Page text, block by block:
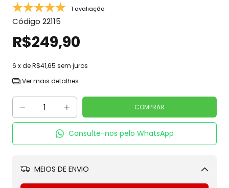
1 avaliação
Código 22115
R$249,90
6 x deR$41,65 sem juros
Ver mais detalhes
Consulte-nos pelo WhatsApp
MEIOS DE ENVIO